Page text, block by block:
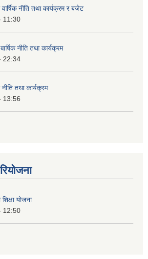
नीति तथा कार्यक्रम र बजेट
11:30
नीति तथा कार्यक्रम
22:34
तथा कार्यक्रम
13:56
योजना
12:50